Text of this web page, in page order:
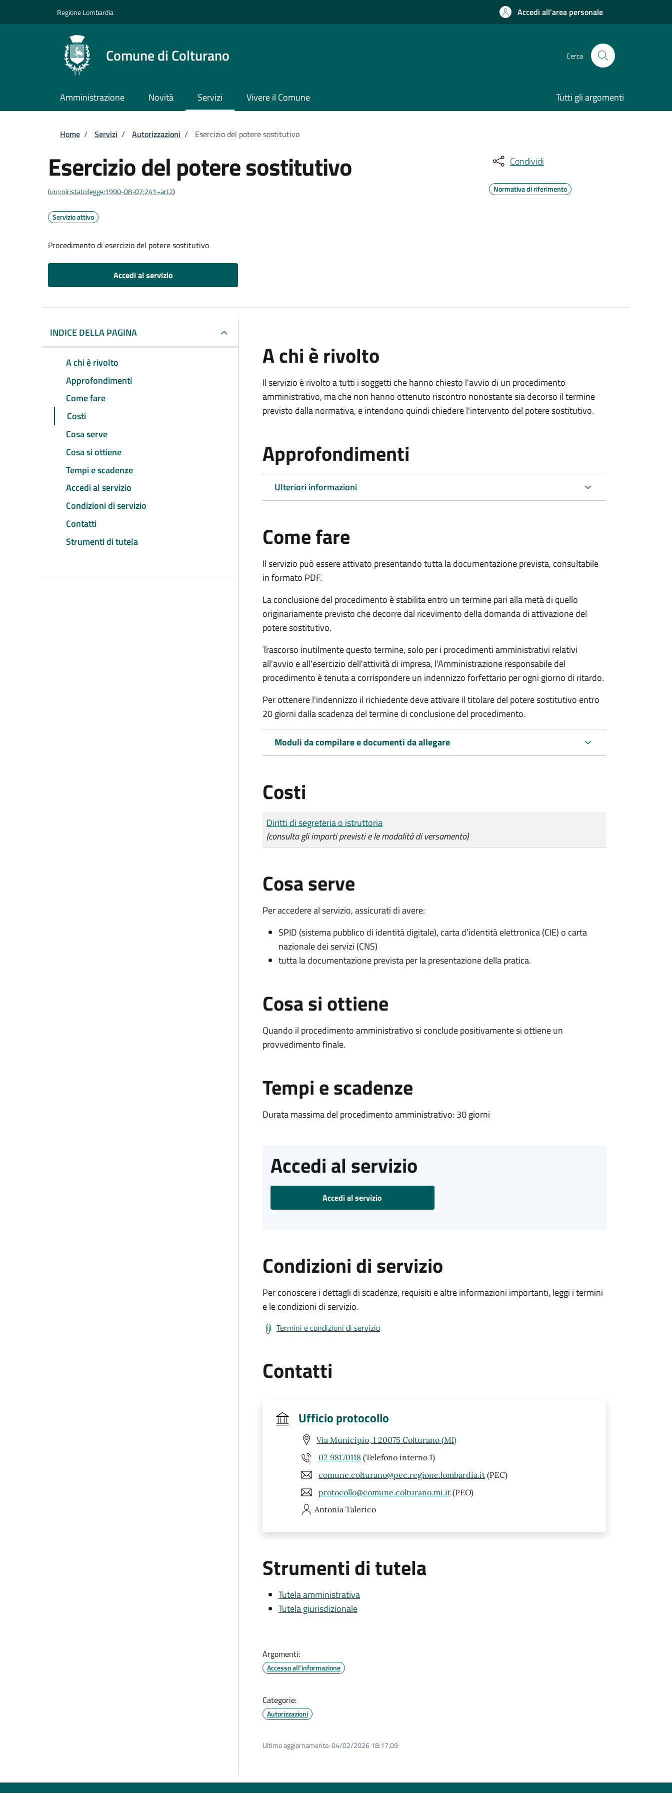
Regione Lombardia Accedi all'area personale
Comune di Colturano Cerca
Amministrazione Novità Servizi Vivere il Comune Tutti gli argomenti
Briciole di pane
Home / Servizi / Autorizzazioni / Esercizio del potere sostitutivo
Esercizio del potere sostitutivo
(urn:nir:stato:legge:1990-08-07;241~art2)
Servizio attivo
Procedimento di esercizio del potere sostitutivo
Accedi al servizio
Condividi
Normativa di riferimento
INDICE DELLA PAGINA
A chi è rivolto
Approfondimenti
Come fare
Costi
Cosa serve
Cosa si ottiene
Tempi e scadenze
Accedi al servizio
Condizioni di servizio
Contatti
Strumenti di tutela
A chi è rivolto
Il servizio è rivolto a tutti i soggetti che hanno chiesto l'avvio di un procedimento
amministrativo, ma che non hanno ottenuto riscontro nonostante sia decorso il termine
previsto dalla normativa, e intendono quindi chiedere l'intervento del potere sostitutivo.
Approfondimenti
Ulteriori informazioni
Come fare
Il servizio può essere attivato presentando tutta la documentazione prevista, consultabile
in formato PDF.
La conclusione del procedimento è stabilita entro un termine pari alla metà di quello
originariamente previsto che decorre dal ricevimento della domanda di attivazione del
potere sostitutivo.
Trascorso inutilmente questo termine,solo per i procedimenti amministrativi relativi
all'avvio e all'esercizio dell'attività di impresa, l'Amministrazione responsabile del
procedimento è tenuta a corrispondere un indennizzo forfettario per ogni giorno di ritardo.
Per ottenere l'indennizzo il richiedente deve attivare il titolare del potere sostitutivo entro
20 giorni dalla scadenza del termine di conclusione del procedimento.
Moduli da compilare e documenti da allegare
Costi
Tipo di pagamento
Importo
Diritti di segreteria o istruttoria
(consulta gli importi previsti e le modalità di versamento)
Cosa serve
Per accedere al servizio, assicurati di avere:
SPID (sistema pubblico di identità digitale), carta d’identità elettronica (CIE) o carta
nazionale dei servizi (CNS)
tutta la documentazione prevista per la presentazione della pratica.
Cosa si ottiene
Quando il procedimento amministrativo si conclude positivamente si ottiene un
provvedimento finale.
Tempi e scadenze
Durata massima del procedimento amministrativo: 30 giorni
Accedi al servizio
Accedi al servizio
Condizioni di servizio
Per conoscere i dettagli di scadenze, requisiti e altre informazioni importanti, leggi i termini
e le condizioni di servizio.
Termini e condizioni di servizio
Contatti
Ufficio protocollo
Via Municipio, 1 20075 Colturano (MI)
02 98170118 (Telefono interno 1)
comune.colturano@pec.regione.lombardia.it (PEC)
protocollo@comune.colturano.mi.it (PEO)
Antonia Talerico
Strumenti di tutela
Tutela amministrativa
Tutela giurisdizionale
Argomenti:
Accesso all'informazione
Categorie:
Autorizzazioni
Ultimo aggiornamento:04/02/2026 18:17.09